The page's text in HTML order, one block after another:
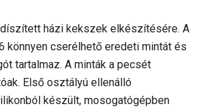
házi kekszek elkészítésére. A
könnyen cserélhető eredeti mintát és
tartalmaz. A minták a pecsét
Első osztályú ellenálló
készült, mosogatógépben